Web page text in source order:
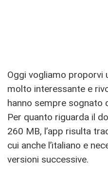
Oggi vogliamo proporvi
molto interessante e
hanno sempre sognato
Per quanto riguarda il
260 MB, l’app risulta
cui anche l’italiano e
versioni successive.